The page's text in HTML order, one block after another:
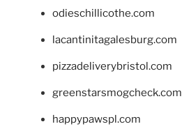
odieschillicothe.com
lacantinitagalesburg.com
pizzadeliverybristol.com
greenstarsmogcheck.com
happypawspl.com